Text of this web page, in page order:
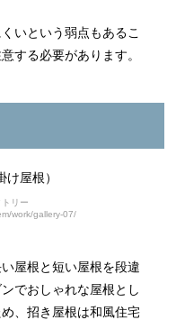
いという弱点もあるこ
する必要があります。
リー
work/gallery-07/
屋根と短い屋根を段違
でおしゃれな屋根とし
、招き屋根は和風住宅